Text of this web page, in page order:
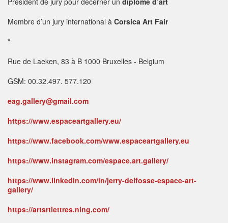
Membre d’un jury international à Corsica Art Fair
*
Rue de Laeken, 83 à B 1000 Bruxelles - Belgium
GSM: 00.32.497. 577.120
eag.gallery@gmail.com
https://www.espaceartgallery.eu/
https://www.facebook.com/www.espaceartgallery.eu
https://www.instagram.com/espace.art.gallery/
https://www.linkedin.com/in/jerry-delfosse-espace-art-
gallery/
https://artsrtlettres.ning.com/